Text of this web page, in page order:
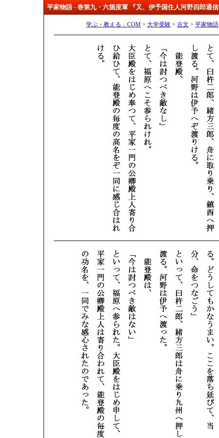
平家物語 - 巻第九・六箇度軍 『又、伊予国住人河野四郎通
学ぶ・教える．COM > 大学受験 > 古文 > 平家物語